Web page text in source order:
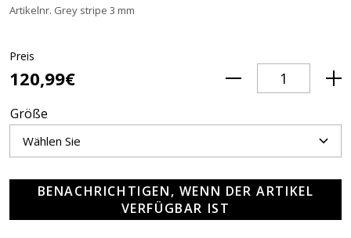
Artikelnr. Grey stripe 3 mm
Preis
120,99€
Größe
BENACHRICHTIGEN, WENN DER ARTIKEL
VERFÜGBAR IST